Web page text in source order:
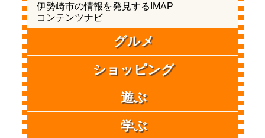
伊勢崎市の情報を発見するIMAP
コンテンツナビ
グルメ
ショッピング
遊ぶ
学ぶ